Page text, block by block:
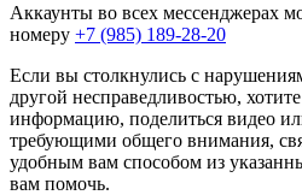
Аккаунты во всех мессенджерах
номеру +7 (985) 189-28-20
Если вы столкнулись с
другой несправедливостью,
информацию, поделиться видео
требующими общего внимания,
удобным вам способом из
вам помочь.